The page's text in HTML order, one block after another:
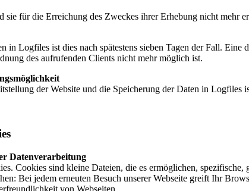
sie für die Erreichung des Zweckes ihrer Erhebung nicht
in Logfiles ist dies nach spätestens sieben Tagen der Fall.
des aufrufenden Clients nicht mehr möglich ist.
der Website und die Speicherung der Daten in
Datenverarbeitung
Cookies sind kleine Dateien, die es ermöglichen,
Bei jedem erneuten Besuch unserer Webseite greift Ihr
von Webseiten.